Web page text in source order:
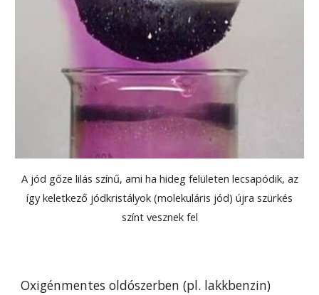
A jód gőze lilás színű, ami ha hideg felületen lecsapódik, az
így keletkező jódkristályok (molekuláris jód) újra szürkés
színt vesznek fel
Oxigénmentes oldószerben (pl. lakkbenzin)